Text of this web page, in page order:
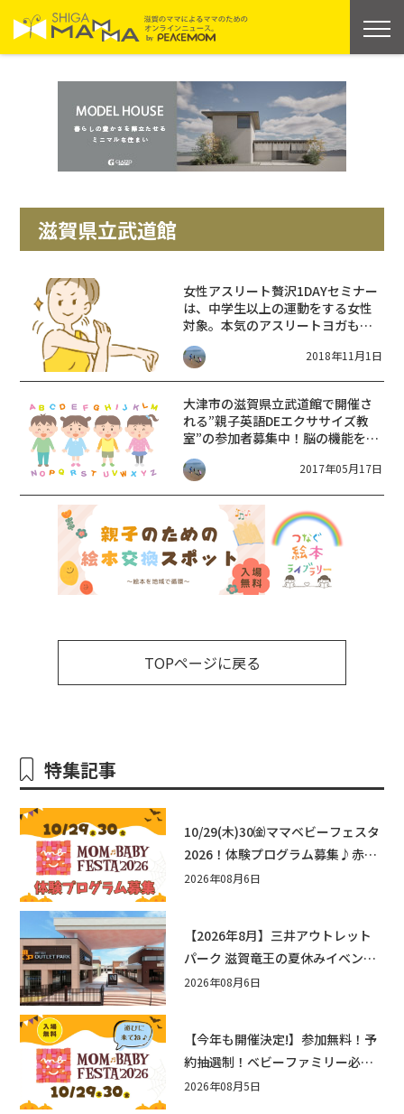
滋賀県立武道館
女性アスリート贅沢1DAYセミナー
は、中学生以上の運動をする女性
対象。本気のアスリートヨガも体
験できるよ♪
2018年11月1日
大津市の滋賀県立武道館で開催さ
れる”親子英語DEエクササイズ教
室”の参加者募集中！脳の機能を高
めるシナプソロジーも体験できま
す
2017年05月17日
TOPページに戻る
特集記事
10/29(木)30㈮ママベビーフェスタ
2026！体験プログラム募集♪赤ち
ゃん向けイベントに出演しません
2026年08月6日
【2026年8月】三井アウトレット
パーク 滋賀竜王の夏休みイベント
まとめ！びしょぬれ水あそび・激
2026年08月6日
【今年も開催決定!】参加無料！予
約抽選制！ベビーファミリー必見
☆入場無料☆10/29(木)30(金)ママ
2026年08月5日